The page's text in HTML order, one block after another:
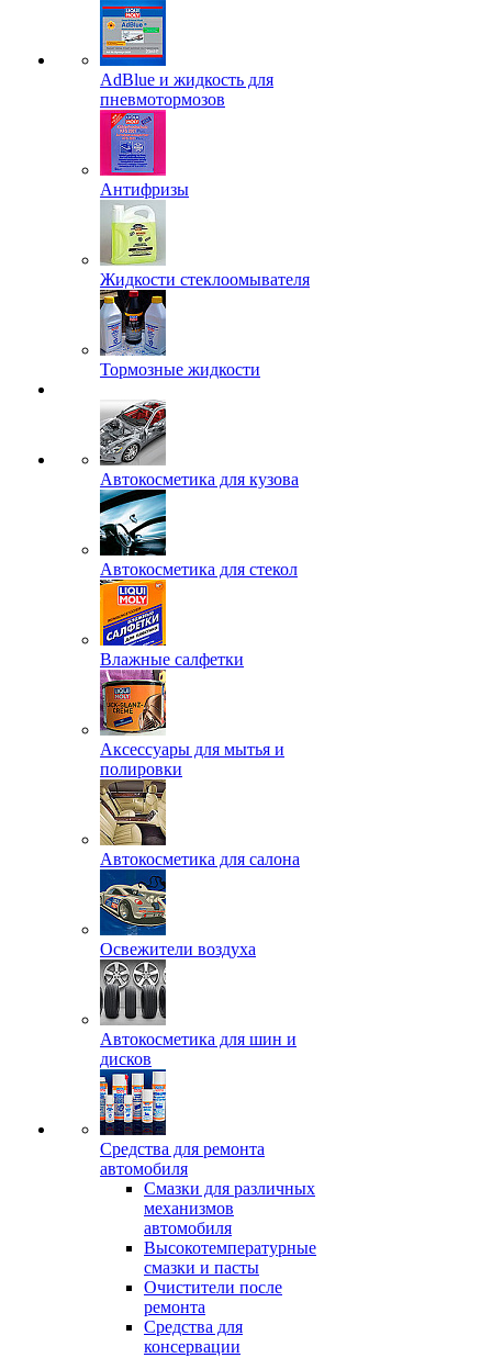
AdBlue и жидкость для
пневмотормозов
Антифризы
Жидкости стеклоомывателя
Тормозные жидкости
Автокосметика для кузова
Автокосметика для стекол
Влажные салфетки
Аксессуары для мытья и
полировки
Автокосметика для салона
Освежители воздуха
Автокосметика для шин и
дисков
Средства для ремонта
автомобиля
Смазки для различных
механизмов
автомобиля
Высокотемпературные
смазки и пасты
Очистители после
ремонта
Средства для
консервации